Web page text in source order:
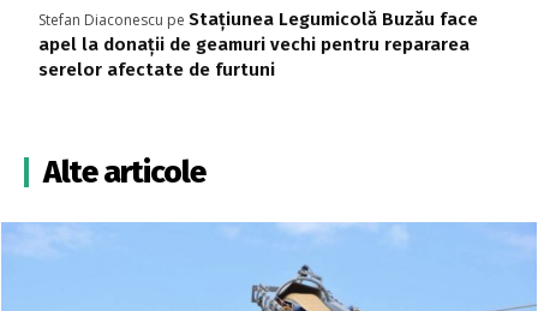
Stefan Diaconescu pe Stațiunea Legumicolă Buzău face
apel la donații de geamuri vechi pentru repararea
serelor afectate de furtuni
Alte articole